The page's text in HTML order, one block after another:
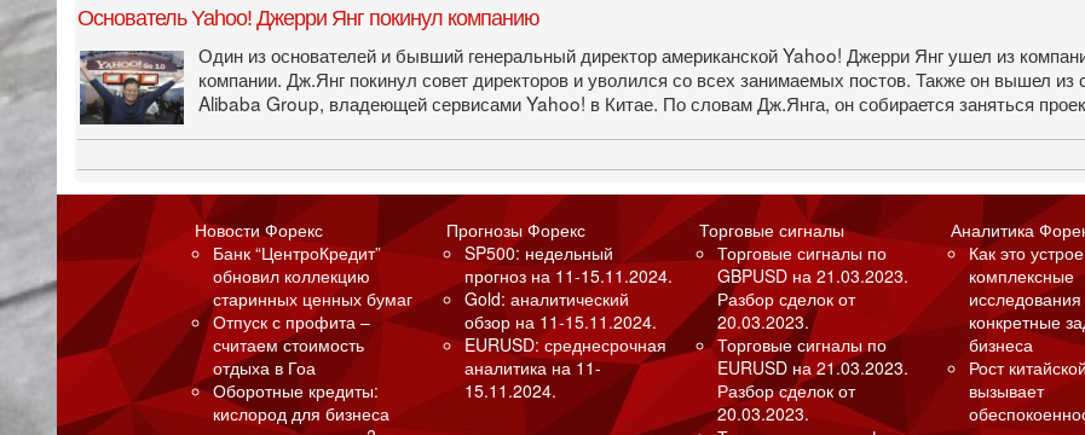
Основатель Yahoo! Джерри Янг покинул компанию
Один из основателей и бывший генеральный директор американской Yahoo! Джерри Янг ушел из
компании. Дж.Янг покинул совет директоров и уволился со всех занимаемых постов. Также он вышел из
Alibaba Group, владеющей сервисами Yahoo! в Китае. По словам Дж.Янга, он собирается заняться
Новости Форекс
Банк “ЦентроКредит”
обновил коллекцию
старинных ценных бумаг
Отпуск с профита –
считаем стоимость
отдыха в Гоа
Оборотные кредиты:
кислород для бизнеса
Прогнозы Форекс
SP500: недельный
прогноз на 11-15.11.2024.
Gold: аналитический
обзор на 11-15.11.2024.
EURUSD: среднесрочная
аналитика на 11-
15.11.2024.
Торговые сигналы
Торговые сигналы по
GBPUSD на 21.03.2023.
Разбор сделок от
20.03.2023.
Торговые сигналы по
EURUSD на 21.03.2023.
Разбор сделок от
20.03.2023.
Аналитика
Как это
комплексные
конкретные
бизнеса
Рост
вызывает